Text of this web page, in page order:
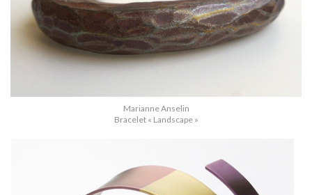
Marianne Anselin
Bracelet « Landscape »